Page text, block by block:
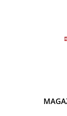
Diode si
Tranzistori
Accesorii